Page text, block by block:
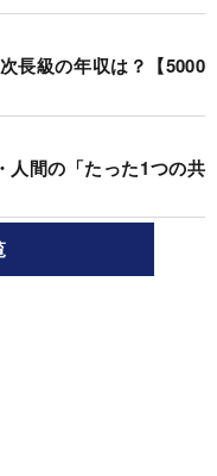
長級の年収は？【5000
人間の「たった1つの共